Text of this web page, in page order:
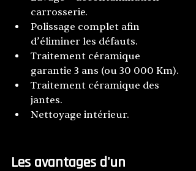
carrosserie.
Polissage complet afin
d’éliminer les défauts.
Traitement céramique
garantie 3 ans (ou 30 000 Km).
Traitement céramique des
jantes.
Nettoyage intérieur.
Les avantages d'un